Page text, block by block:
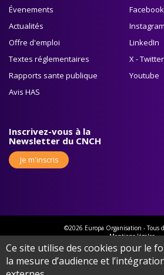
Évenements
Actualités
Offre d'emploi
Textes réglementaires
Rapports sante publique
Avis HAS
Facebook
Instagram
LinkedIn
X - Twitter
Youtube
Inscrivez-vous à la
Newsletter du CNCH
Je m'inscris
©2026 Europa Organisation - Tous
Mentions légales
Cookies
Protection des données
Gérer mes cookies
Ce site utilise des cookies pour le
la mesure d’audience et